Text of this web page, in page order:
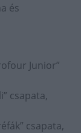
és
Junior”
csapata,
csapata,